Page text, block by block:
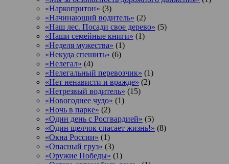
«Наркопритон» (3)
«Начинающий водитель» (2)
«Наш лес. Посади свое дерево» (5)
«Наши семейные книги» (1)
«Неделя мужества» (1)
«Некуда спешить» (6)
«Нелегал» (4)
«Нелегальный перевозчик» (1)
«Нет ненависти и вражде» (2)
«Нетрезвый водитель» (15)
«Новогоднее чудо» (1)
«Ночь в парке» (2)
«Один день с Росгвардией» (5)
«Один щелчок спасает жизнь!» (8)
«Окна России» (1)
«Опасный груз» (3)
«Оружие Победы» (1)